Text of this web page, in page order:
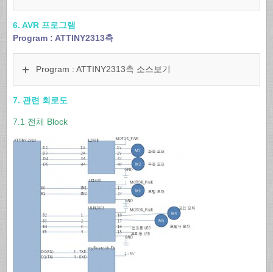
6. AVR 프로그램
Program : ATTINY2313측
Program : ATTINY2313측 소스보기
7. 관련 회로도
7.1 전체 Block